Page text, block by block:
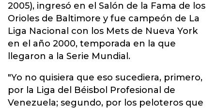
2005), ingresó en el Salón de la Fama de los
Orioles de Baltimore y fue campeón de La
Liga Nacional con los Mets de Nueva York
en el año 2000, temporada en la que
llegaron a la Serie Mundial.
"Yo no quisiera que eso sucediera, primero,
por la Liga del Béisbol Profesional de
Venezuela; segundo, por los peloteros que